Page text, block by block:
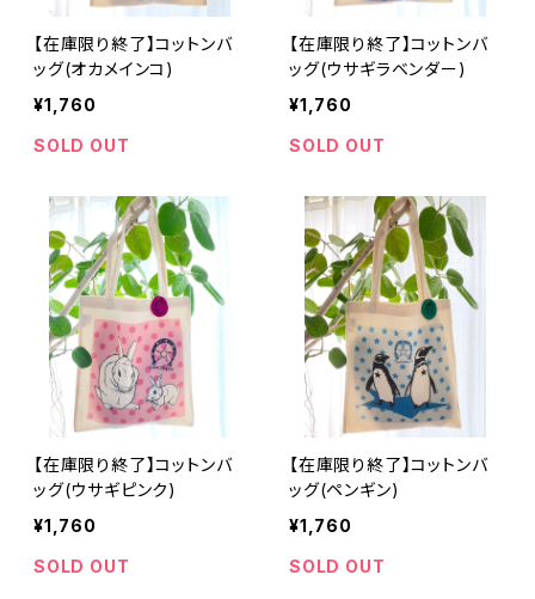
【在庫限り終了】コットンバ
ッグ(オカメインコ)
¥1,760
SOLD OUT
【在庫限り終了】コットンバ
ッグ(ウサギラベンダー)
¥1,760
SOLD OUT
【在庫限り終了】コットンバ
ッグ(ウサギピンク)
¥1,760
SOLD OUT
【在庫限り終了】コットンバ
ッグ(ペンギン)
¥1,760
SOLD OUT